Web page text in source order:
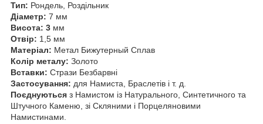
Тип: Рондель, Роздільник
Діаметр: 7 мм
Висота: 3 мм
Отвір: 1,5 мм
Матеріал: Метал Бижутерный Сплав
Колір металу: Золото
Вставки: Стрази Безбарвні
Застосування: для Намиста, Браслетів і т. д.
Поєднуються з Намистом із Натурального, Синтетичного та
Штучного Каменю, зі Скляними і Порцеляновими
Намистинами.